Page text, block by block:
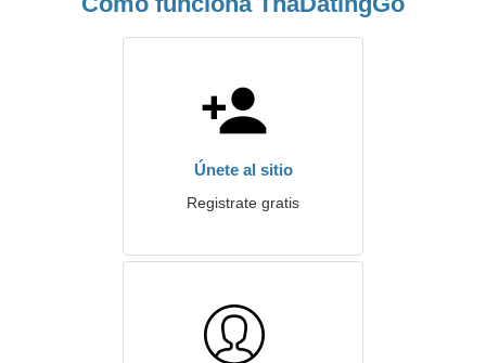
Únete al sitio
Registrate gratis